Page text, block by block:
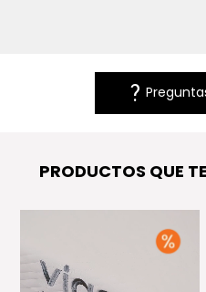
question_mark
PRODUCTOS QUE